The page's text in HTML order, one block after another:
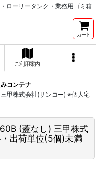
ローリータンク・業務用ゴミ箱
カート
ご利用案内
コンテナ
甲株式会社(サンコー) ※個人宅
(蓋なし) 三甲株式
出荷単位(5個)未満